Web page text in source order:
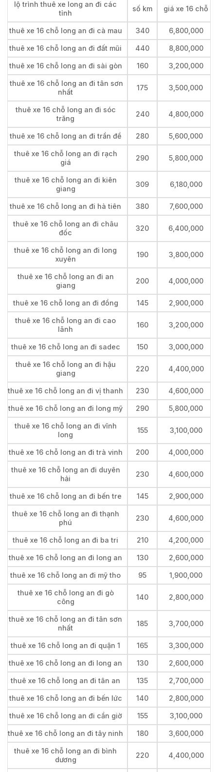
lộ trình thuê xe long an đi các
tỉnh
số km giá xe 16 chỗ
thuê xe 16 chỗ long an đi cà mau 340 6,800,000
thuê xe 16 chỗ long an đi đất mũi 440 8,800,000
thuê xe 16 chỗ long an đi sài gòn 160 3,200,000
thuê xe 16 chỗ long an đi tân sơn
nhất
175 3,500,000
thuê xe 16 chỗ long an đi sóc
trăng
240 4,800,000
thuê xe 16 chỗ long an đi trần đề 280 5,600,000
thuê xe 16 chỗ long an đi rạch
giá
290 5,800,000
thuê xe 16 chỗ long an đi kiên
giang
309 6,180,000
thuê xe 16 chỗ long an đi hà tiên 380 7,600,000
thuê xe 16 chỗ long an đi châu
đốc
320 6,400,000
thuê xe 16 chỗ long an đi long
xuyên
190 3,800,000
thuê xe 16 chỗ long an đi an
giang
200 4,000,000
thuê xe 16 chỗ long an đi đồng 145 2,900,000
thuê xe 16 chỗ long an đi cao
lãnh
160 3,200,000
thuê xe 16 chỗ long an đi sadec 150 3,000,000
thuê xe 16 chỗ long an đi hậu
giang
220 4,400,000
thuê xe 16 chỗ long an đi vị thanh 230 4,600,000
thuê xe 16 chỗ long an đi long mỹ 290 5,800,000
thuê xe 16 chỗ long an đi vĩnh
long
155 3,100,000
thuê xe 16 chỗ long an đi trà vinh 200 4,000,000
thuê xe 16 chỗ long an đi duyên
hải
230 4,600,000
thuê xe 16 chỗ long an đi bến tre 145 2,900,000
thuê xe 16 chỗ long an đi thạnh
phú
230 4,600,000
thuê xe 16 chỗ long an đi ba tri 210 4,200,000
thuê xe 16 chỗ long an đi long an 130 2,600,000
thuê xe 16 chỗ long an đi mỹ tho 95 1,900,000
thuê xe 16 chỗ long an đi gò
công
140 2,800,000
thuê xe 16 chỗ long an đi tân sơn
nhất
185 3,700,000
thuê xe 16 chỗ long an đi quận 1 165 3,300,000
thuê xe 16 chỗ long an đi long an 130 2,600,000
thuê xe 16 chỗ long an đi tân an 135 2,700,000
thuê xe 16 chỗ long an đi bến lức 140 2,800,000
thuê xe 16 chỗ long an đi cần giờ 155 3,100,000
thuê xe 16 chỗ long an đi tây ninh 180 3,600,000
thuê xe 16 chỗ long an đi bình
dương
220 4,400,000